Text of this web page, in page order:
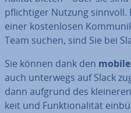
pflich­ti­ger Nutzung sinnvoll.
einer kos­ten­lo­sen
Team suchen, sind Sie bei
Sie können dank den
auch unterwegs auf Slack
dann aufgrund des
keit und Funk­tio­na­li­tät